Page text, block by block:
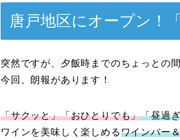
唐戸地区にオープン！
突然ですが、夕飯時までのちょっとの
今回、朗報があります！
「サクッと」「おひとりでも」「昼過
ワインを美味しく楽しめるワインバー